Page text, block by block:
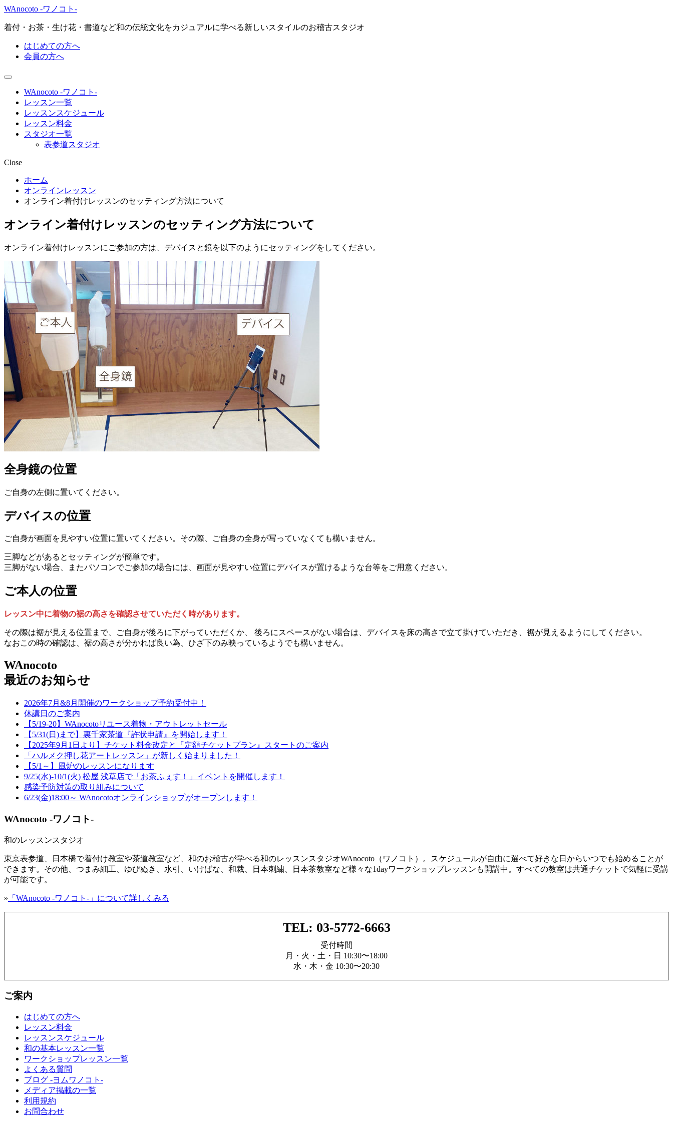
WAnocoto -ワノコト-
着付・お茶・生け花・書道など和の伝統文化をカジュアルに学べる新しいスタイルのお稽古スタジオ
はじめての方へ
会員の方へ
WAnocoto -ワノコト-
レッスン一覧
レッスンスケジュール
レッスン料金
スタジオ一覧
表参道スタジオ
Close
ホーム
オンラインレッスン
オンライン着付けレッスンのセッティング方法について
オンライン着付けレッスンのセッティング方法について
オンライン着付けレッスンにご参加の方は、デバイスと鏡を以下のようにセッティングをしてください。
全身鏡の位置
ご自身の左側に置いてください。
デバイスの位置
ご自身が画面を見やすい位置に置いてください。その際、ご自身の全身が写っていなくても構いません。
三脚などがあるとセッティングが簡単です。
三脚がない場合、またパソコンでご参加の場合には、画面が見やすい位置にデバイスが置けるような台等をご用意ください。
ご本人の位置
レッスン中に着物の裾の高さを確認させていただく時があります。
その際は裾が見える位置まで、ご自身が後ろに下がっていただくか、 後ろにスペースがない場合は、デバイスを床の高さで立て掛けていただき、裾が見えるようにしてください。
なおこの時の確認は、裾の高さが分かれば良い為、ひざ下のみ映っているようでも構いません。
WAnocoto
最近のお知らせ
2026年7月&8月開催のワークショップ予約受付中！
休講日のご案内
【5/19-20】WAnocotoリユース着物・アウトレットセール
【5/31(日)まで】裏千家茶道『許状申請』を開始します！
【2025年9月1日より】チケット料金改定と『定額チケットプラン』スタートのご案内
「ハルメク押し花アートレッスン」が新しく始まりました！
【5/1～】風炉のレッスンになります
9/25(水)-10/1(火) 松屋 浅草店で「お茶ふぇす！」イベントを開催します！
感染予防対策の取り組みについて
6/23(金)18:00～ WAnocotoオンラインショップがオープンします！
WAnocoto -ワノコト-
和のレッスンスタジオ
東京表参道、日本橋で着付け教室や茶道教室など、和のお稽古が学べる和のレッスンスタジオWAnocoto（ワノコト）。スケジュールが自由に選べて好きな日からいつでも始めることが
できます。その他、つまみ細工、ゆびぬき、水引、いけばな、和裁、日本刺繍、日本茶教室など様々な1dayワークショップレッスンも開講中。すべての教室は共通チケットで気軽に受講
が可能です。
» 「WAnocoto -ワノコト-」について詳しくみる
TEL: 03-5772-6663
受付時間
月・火・土・日 10:30〜18:00
水・木・金 10:30〜20:30
ご案内
はじめての方へ
レッスン料金
レッスンスケジュール
和の基本レッスン一覧
ワークショップレッスン一覧
よくある質問
ブログ -ヨムワノコト-
メディア掲載の一覧
利用規約
お問合わせ